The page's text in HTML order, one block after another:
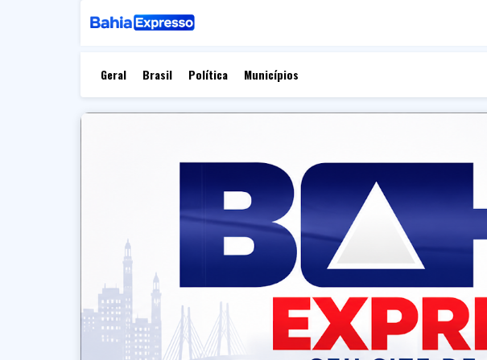
Geral Brasil Política Municípios